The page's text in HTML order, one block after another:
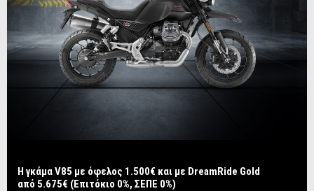
Η γκάμα V85 με όφελος 1.500€ και με DreamRide Gold
από 5.675€ (Επιτόκιο 0%, ΣΕΠΕ 0%)